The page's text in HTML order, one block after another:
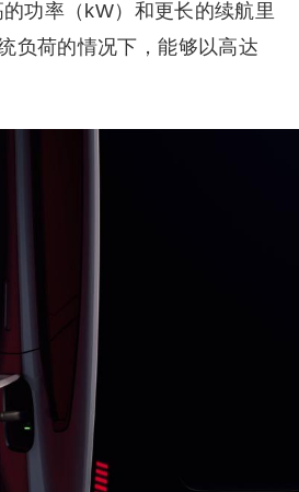
功率（kW）和更长的续航里
负荷的情况下，能够以高达